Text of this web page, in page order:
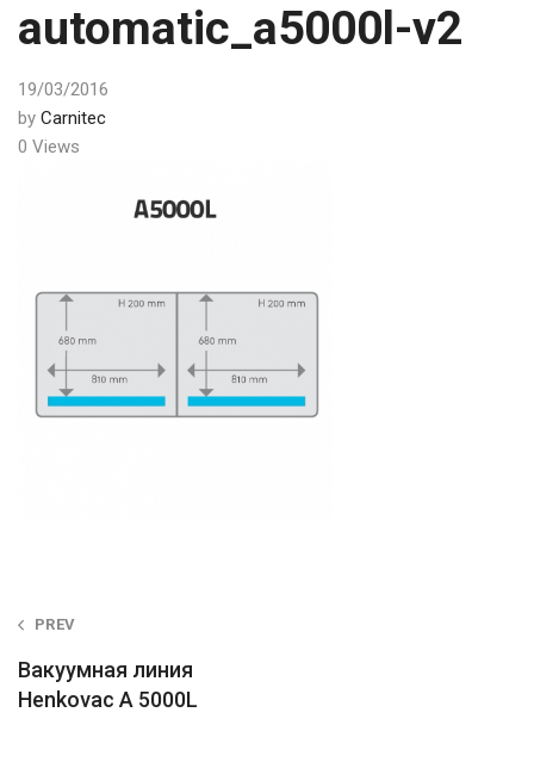
automatic_a5000l-v2
19/03/2016
by Carnitec
0 Views
Post
navigation
PREV
Вакуумная линия
Henkovac А 5000L